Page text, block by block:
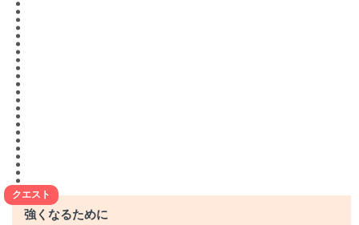
強くなるために
クエスト